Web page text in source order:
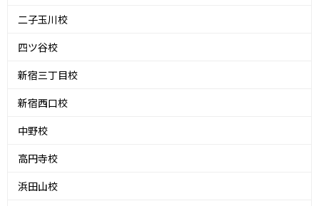
二子玉川校
四ツ谷校
新宿三丁目校
新宿西口校
中野校
高円寺校
浜田山校